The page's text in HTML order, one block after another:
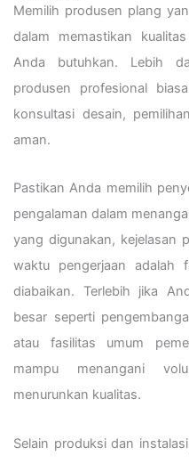
Memilih produsen plang
dalam memastikan
Anda butuhkan. Lebih
produsen profesional
konsultasi desain,
aman.
Pastikan Anda memilih
pengalaman dalam
yang digunakan, kejelasan
waktu pengerjaan
diabaikan. Terlebih jika
besar seperti
atau fasilitas umum
mampu menangani
menurunkan kualitas.
Selain produksi dan